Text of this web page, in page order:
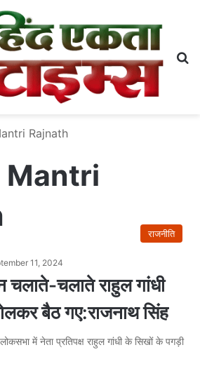
Rajnath
Mantri
राजनीति
11, 2024
चलाते-चलाते राहुल गांधी
बैठ गए:राजनाथ सिंह
में नेता प्रतिपक्ष राहुल गांधी के सिखों के पगड़ी